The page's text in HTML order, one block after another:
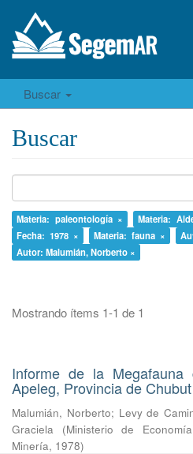
Buscar
Buscar
Materia: paleontología ×
Materia:
Fecha: 1978 ×
Materia: fauna ×
Autor: Malumián, Norberto ×
Mostrando ítems 1-1 de 1
Informe de la
Apeleg, Provincia de Chubut
Malumián, Norberto; Levy de
Graciela
(Ministerio de
Minería, 1978)